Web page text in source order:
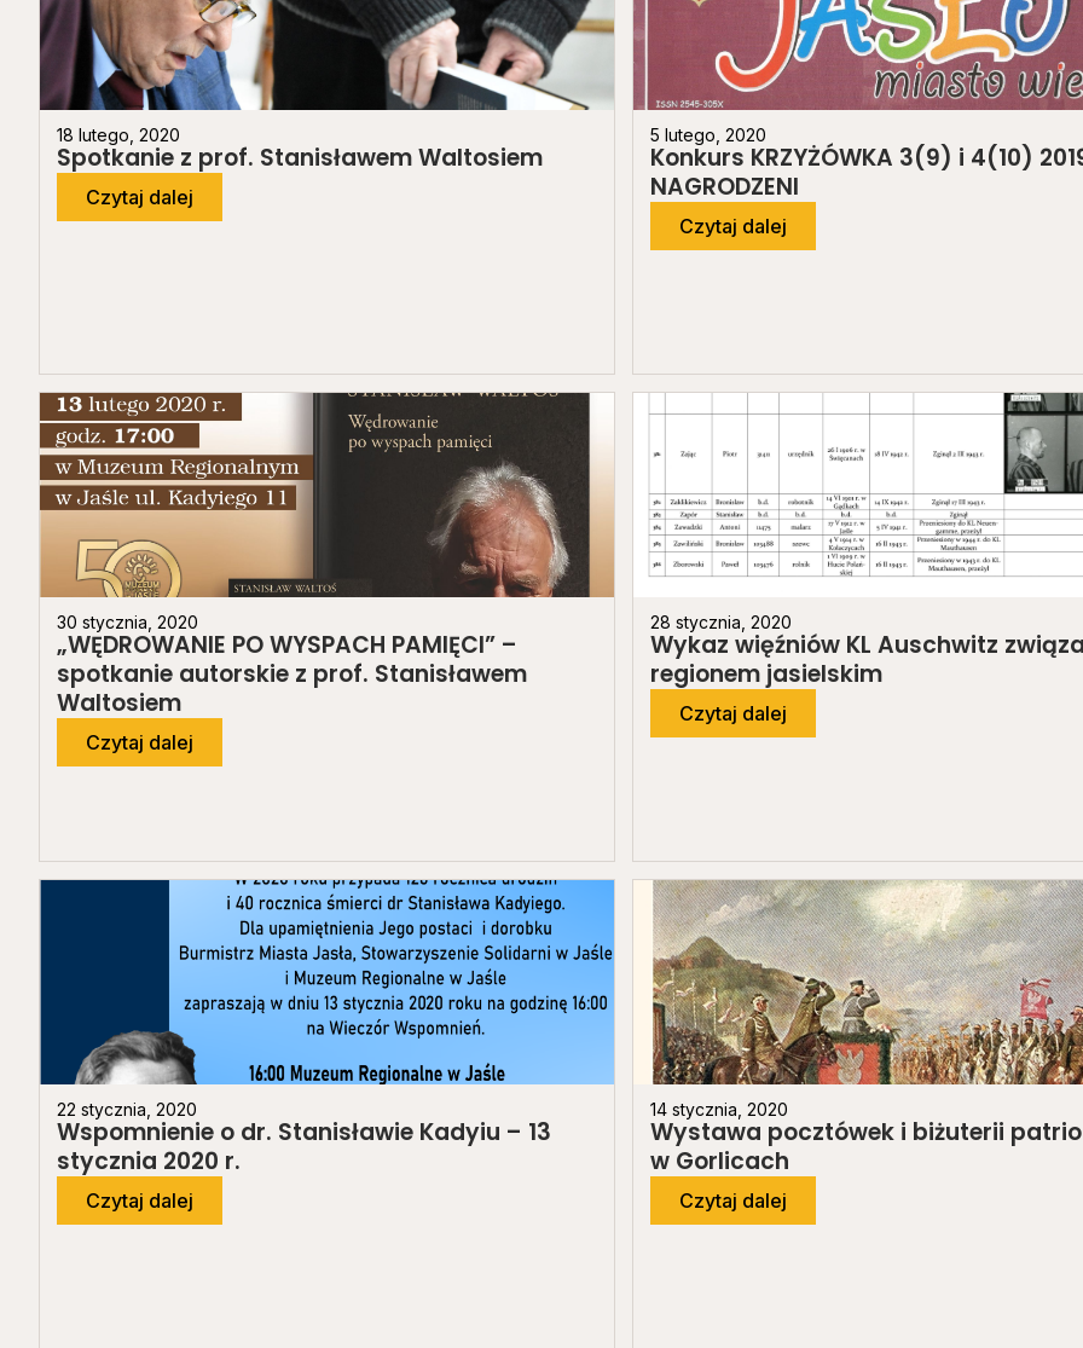
18 lutego, 2020
Spotkanie z prof. Stanisławem Waltosiem
Czytaj dalej
5 lutego, 2020
Konkurs KRZYŻÓWKA 3(9) i 4(10)
NAGRODZENI
Czytaj dalej
30 stycznia, 2020
„WĘDROWANIE PO WYSPACH PAMIĘCI” –
spotkanie autorskie z prof. Stanisławem
Waltosiem
Czytaj dalej
28 stycznia, 2020
Wykaz więźniów KL Auschwitz
regionem jasielskim
Czytaj dalej
22 stycznia, 2020
Wspomnienie o dr. Stanisławie Kadyiu – 13
stycznia 2020 r.
Czytaj dalej
14 stycznia, 2020
Wystawa pocztówek i biżuterii
w Gorlicach
Czytaj dalej